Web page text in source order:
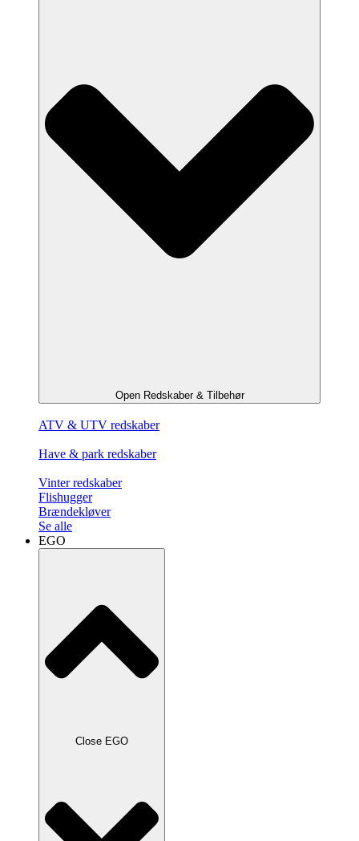
Open Redskaber & Tilbehør
ATV & UTV redskaber
Have & park redskaber
Vinter redskaber
Flishugger
Brændekløver
Se alle
EGO
Close EGO